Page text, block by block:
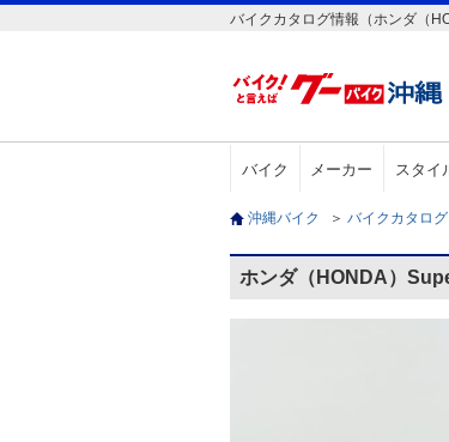
バイクカタログ情報（ホンダ（
バイク メーカー スタイ
沖縄バイク ＞ バイクカタロ
ホンダ（HONDA）